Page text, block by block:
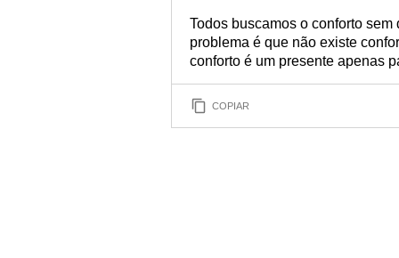
Todos buscamos o conforto
problema é que não existe
conforto é um presente apenas
COPIAR